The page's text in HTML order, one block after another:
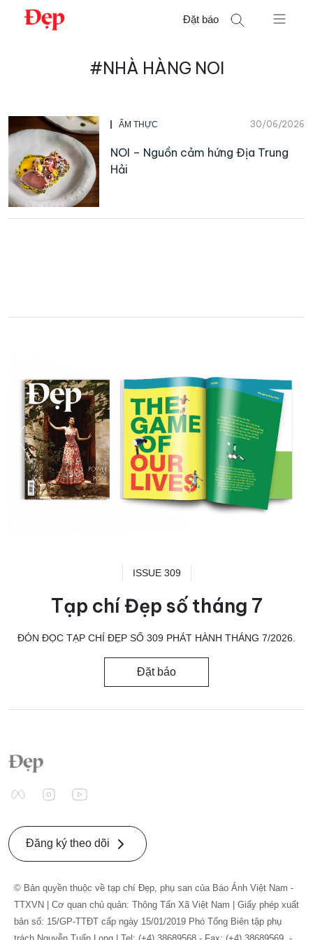
Chuyển
Đặt báo
#NHÀ HÀNG NOI
ẨM THỰC 30/06/2026
NOI – Nguồn cảm hứng Địa Trung
Hải
ISSUE 309
Tạp chí Đẹp số tháng 7
ĐÓN ĐỌC TẠP CHÍ ĐẸP SỐ 309 PHÁT HÀNH THÁNG 7/2026.
Đặt báo
Đăng ký theo dõi
© Bản quyền thuộc về tạp chí Đẹp, phụ san của Báo Ảnh Việt Nam -
TTXVN | Cơ quan chủ quản: Thông Tấn Xã Việt Nam | Giấy phép xuất
bản số: 15/GP-TTĐT cấp ngày 15/01/2019 Phó Tổng Biên tập phụ